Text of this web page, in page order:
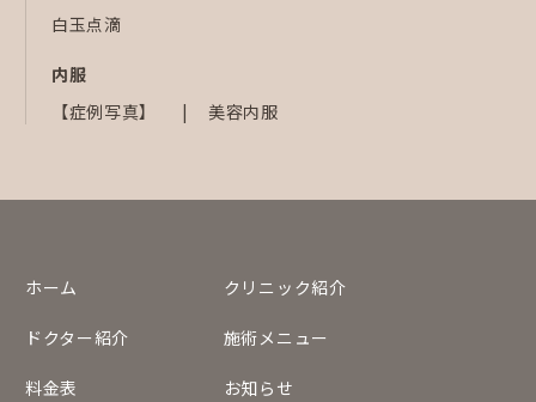
白玉点滴
内服
【症例写真】
美容内服
ホーム クリニック紹介
ドクター紹介 施術メニュー
料金表 お知らせ